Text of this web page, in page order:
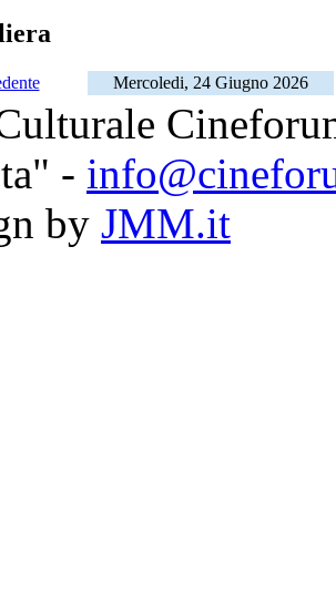
Mercoledi, 24 Giugno 2026
-
by JMM.it